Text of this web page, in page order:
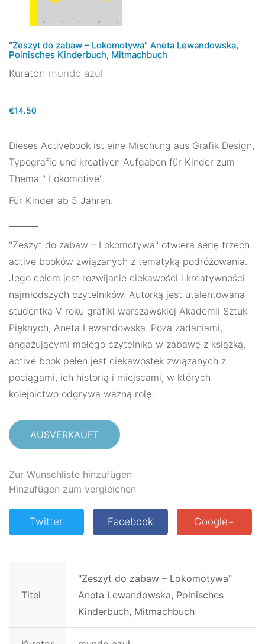
"Zeszyt do zabaw – Lokomotywa" Aneta Lewandowska,
Polnisches Kinderbuch, Mitmachbuch
Kurator: mundo azul
€14.50
Dieses Activebook ist eine Mischung aus Grafik Design,
Typografie und kreativen Aufgaben für Kinder zum
Thema " Lokomotive".
Für Kinder ab 5 Jahren.
"Zeszyt do zabaw – Lokomotywa" otwiera serię trzech
active booków związanych z tematyką podróżowania.
Jego celem jest rozwijanie ciekawości i kreatywności
najmłodszych czytelników. Autorką jest utalentowana
studentka V roku grafiki warszawskiej Akademii Sztuk
Pięknych, Aneta Lewandowska. Poza zadaniami,
angażującymi małego czytelnika w zabawę z książką,
active book pełen jest ciekawostek związanych z
pociągami, ich historią i miejscami, w których
kolejnictwo odgrywa ważną rolę.
AUSVERKAUFT
Zur Wunschliste hinzufügen
Hinzufügen zum vergleichen
Twitter Facebook Google+
Titel
"Zeszyt do zabaw – Lokomotywa"
Aneta Lewandowska, Polnisches
Kinderbuch, Mitmachbuch